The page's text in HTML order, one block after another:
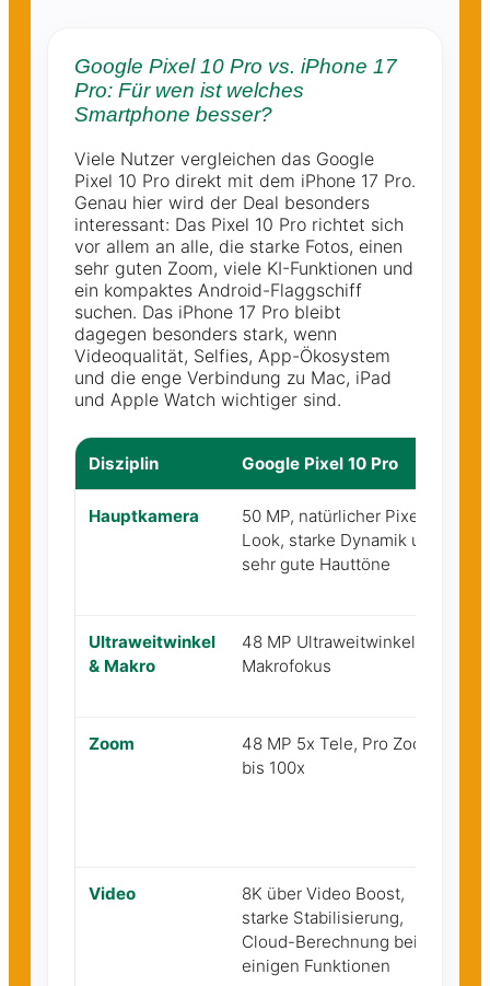
Google Pixel 10 Pro vs. iPhone 17
Pro: Für wen ist welches
Smartphone besser?
Viele Nutzer vergleichen das Google
Pixel 10 Pro direkt mit dem iPhone 17 Pro.
Genau hier wird der Deal besonders
interessant: Das Pixel 10 Pro richtet sich
vor allem an alle, die starke Fotos, einen
sehr guten Zoom, viele KI-Funktionen und
ein kompaktes Android-Flaggschiff
suchen. Das iPhone 17 Pro bleibt
dagegen besonders stark, wenn
Videoqualität, Selfies, App-Ökosystem
und die enge Verbindung zu Mac, iPad
und Apple Watch wichtiger sind.
Disziplin Google Pixel 10 Pro
Hauptkamera
50 MP, natürlicher Pixel-
Look, starke Dynamik und
sehr gute Hauttöne
Ultraweitwinkel
& Makro
48 MP Ultraweitwinkel mit
Makrofokus
Zoom
48 MP 5x Tele, Pro Zoom
bis 100x
Video
8K über Video Boost,
starke Stabilisierung,
Cloud-Berechnung bei
einigen Funktionen